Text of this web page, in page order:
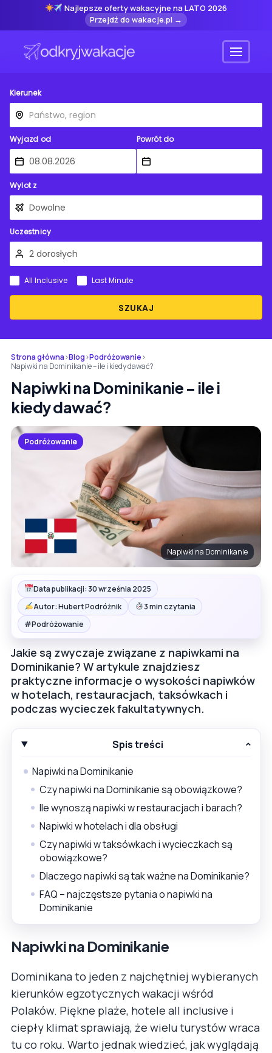
Najlepsze oferty wakacyjne na LATO 2026
Przejdź do wakacje.pl →
Menu
Kierunek
Wyjazd od Powrót do
Wylot z
Uczestnicy
SZUKAJ
All Inclusive Last Minute
Strona główna›Blog›Podróżowanie›
Napiwki na Dominikanie – ile i kiedy dawać?
Napiwki na Dominikanie – ile i
kiedy dawać?
Podróżowanie
Napiwki na Dominikanie
Data publikacji: 30 września 2025
Autor: Hubert Podróżnik
3 min czytania
#Podróżowanie
Jakie są zwyczaje związane z napiwkami na
Dominikanie? W artykule znajdziesz
praktyczne informacje o wysokości napiwków
w hotelach, restauracjach, taksówkach i
podczas wycieczek fakultatywnych.
Spis treści
Napiwki na Dominikanie
Czy napiwki na Dominikanie są obowiązkowe?
Ile wynoszą napiwki w restauracjach i barach?
Napiwki w hotelach i dla obsługi
Czy napiwki w taksówkach i wycieczkach są
obowiązkowe?
Dlaczego napiwki są tak ważne na Dominikanie?
FAQ – najczęstsze pytania o napiwki na
Dominikanie
Napiwki na Dominikanie
Dominikana to jeden z najchętniej wybieranych
kierunków egzotycznych wakacji wśród
Polaków. Piękne plaże, hotele all inclusive i
ciepły klimat sprawiają, że wielu turystów wraca
tu co roku. Warto jednak wiedzieć, jak wyglądają